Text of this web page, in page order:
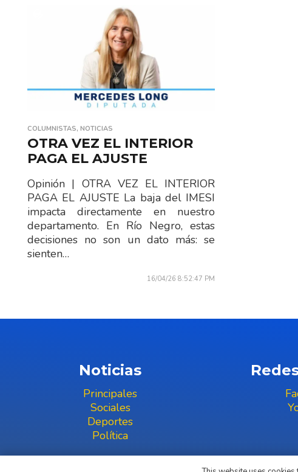
COLUMNISTAS, NOTICIAS
OTRA VEZ EL INTERIOR
PAGA EL AJUSTE
Opinión | OTRA VEZ EL INTERIOR
PAGA EL AJUSTE La baja del IMESI
impacta directamente en nuestro
departamento. En Río Negro, estas
decisiones no son un dato más: se
sienten…
16/04/26 8:52:47 PM
Noticias
Principales
Sociales
Deportes
Política